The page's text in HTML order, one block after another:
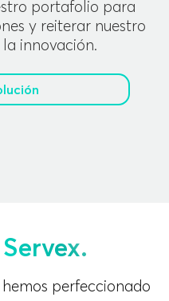
portafolio para
y reiterar nuestro
innovación.
Servex.
perfeccionado